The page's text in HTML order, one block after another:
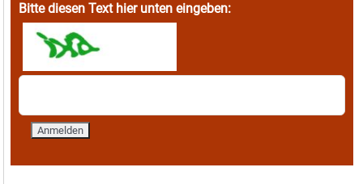
Bitte diesen Text hier unten eingeben: